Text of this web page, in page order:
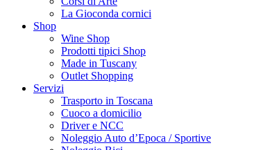
La Gioconda cornici
Shop
Wine Shop
Prodotti tipici Shop
Made in Tuscany
Outlet Shopping
Servizi
Trasporto in Toscana
Cuoco a domicilio
Driver e NCC
Noleggio Auto d’Epoca / Sportive